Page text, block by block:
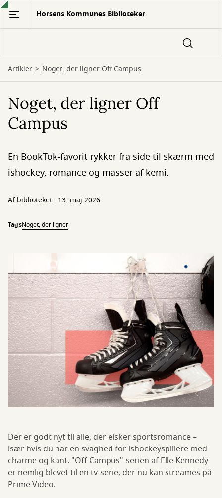
Gå
hovedindhold
Horsens Kommunes Biblioteker
Artikler Noget, der ligner Off Campus
Noget, der ligner Off
Campus
En BookTok-favorit rykker fra side til skærm med
ishockey, romance og masser af kemi.
Af biblioteket 13. maj 2026
TagsNoget, der ligner
Der er godt nyt til alle, der elsker sportsromance –
især hvis du har en svaghed for ishockeyspillere med
charme og kant. "Off Campus"-serien af Elle Kennedy
er nemlig blevet til en tv-serie, der nu kan streames på
Prime Video.